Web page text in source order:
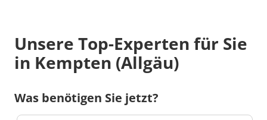
Unsere Top-Experten für Sie
in Kempten (Allgäu)
Was benötigen Sie jetzt?